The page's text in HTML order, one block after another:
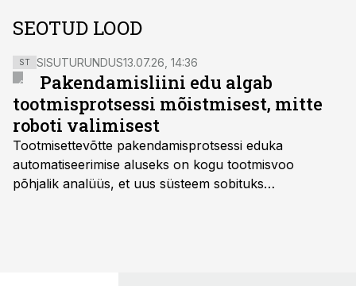
SEOTUD LOOD
ST SISUTURUNDUS13.07.26, 14:36
Pakendamisliini edu algab
tootmisprotsessi mõistmisest, mitte
roboti valimisest
Tootmisettevõtte pakendamisprotsessi eduka
automatiseerimise aluseks on kogu tootmisvoo
põhjalik analüüs, et uus süsteem sobituks